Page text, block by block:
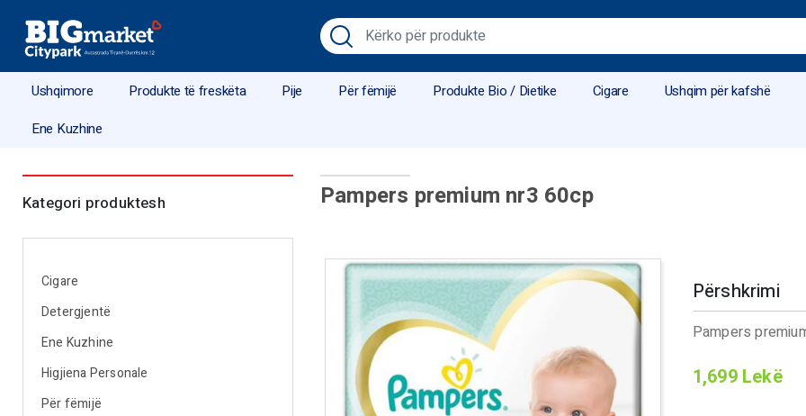
Ushqimore Produkte të freskëta Pije Për fëmijë Produkte Bio / Dietike Cigare Ushqim për kafshë
Ene Kuzhine
Kategori produktesh
Cigare
Detergjentë
Ene Kuzhine
Higjiena Personale
Për fëmijë
Pampers premium nr3 60cp
Përshkrimi
Pampers
1,699Lekë